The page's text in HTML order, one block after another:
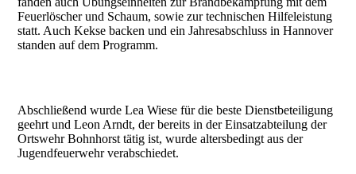
Feuerlöscher und Schaum, sowie zur technischen Hilfeleistung
statt. Auch Kekse backen und ein Jahresabschluss in Hannover
standen auf dem Programm.
Abschließend wurde Lea Wiese für die beste Dienstbeteiligung
geehrt und Leon Arndt, der bereits in der Einsatzabteilung der
Ortswehr Bohnhorst tätig ist, wurde altersbedingt aus der
Jugendfeuerwehr verabschiedet.